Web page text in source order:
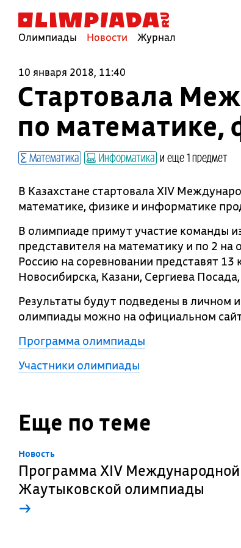
Олимпиады Новости Журнал
10 января 2018, 11:40
Стартовала
по
Математика Информатика и еще 1 предмет
В Казахстане стартовала XIV
математике, физике и информатике
В олимпиаде примут участие команды
представителя на математику и по 2
Россию на соревновании представят
Новосибирска, Казани, Сергиева
Результаты будут подведены в личном
олимпиады можно на официальном
Программа олимпиады
Участники олимпиады
Еще по теме
Новость
Программа XIV Международной
Жаутыковской олимпиады
→